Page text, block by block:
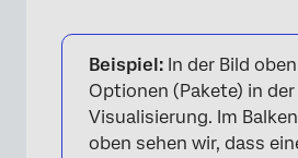
Beispiel: In der Bild
Optionen (Pakete) in
Visualisierung. Im
oben sehen wir, dass